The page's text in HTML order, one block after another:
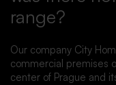
range?
Our company City
commercial premises
center of Prague and